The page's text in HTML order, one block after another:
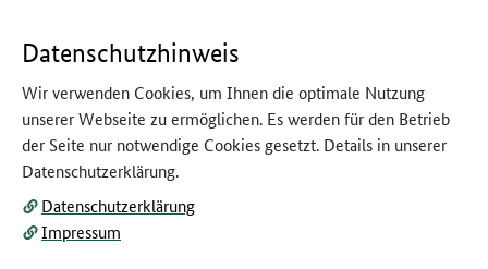
Aktuelle Information
Datenschutzhinweis
Wir verwenden Cookies, um Ihnen die optimale Nutzung
unserer Webseite zu ermöglichen. Es werden für den Betrieb
der Seite nur notwendige Cookies gesetzt. Details in unserer
Datenschutzerklärung.
Datenschutzerklärung
Impressum